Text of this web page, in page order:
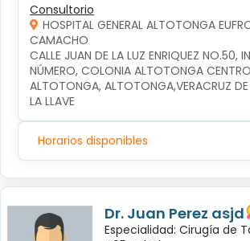
Consultorio
HOSPITAL GENERAL ALTOTONGA
CAMACHO
CALLE JUAN DE LA LUZ ENRIQUEZ NO.50,
NÚMERO, COLONIA ALTOTONGA
ALTOTONGA, ALTOTONGA,VERACRUZ
LA LLAVE
Horarios disponibles
Dr. Juan Perez asjd
Especialidad: Cirugía de